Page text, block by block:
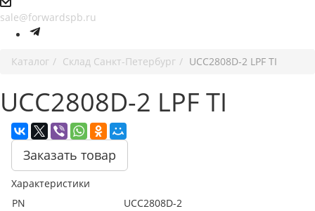
sale@forwardspb.ru
Каталог Cклад Санкт-Петербург UCC2808D-2 LPF TI
UCC2808D-2 LPF TI
Заказать товар
Характеристики
PN
UCC2808D-2